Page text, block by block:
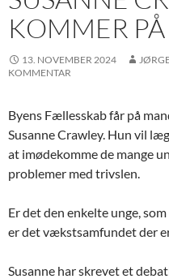
KOMMER
13. NOVEMBER 2024
KOMMENTAR
Byens Fællesskab får på
Susanne Crawley. Hun vil
at imødekomme de mange
problemer med trivslen.
Er det den enkelte unge,
er det vækstsamfundet der
Susanne har skrevet et